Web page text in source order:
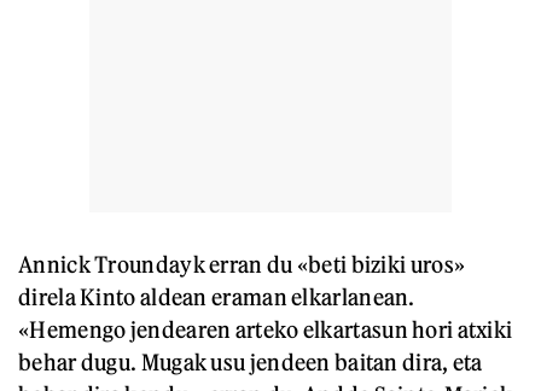
Annick Troundayk erran du «beti biziki uros»
direla Kinto aldean eraman elkarlanean.
«Hemengo jendearen arteko elkartasun hori atxiki
behar dugu. Mugak usu jendeen baitan dira, eta